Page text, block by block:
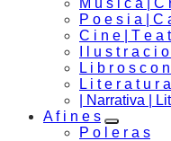
P o e s i a | C
C i n e | T e a
I l u s t r a c i
L i b r o s c o
L i t e r a t u r
| Narrativa |
A f i n e s
P o l e r a s